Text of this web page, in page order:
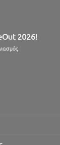
2026!
στο